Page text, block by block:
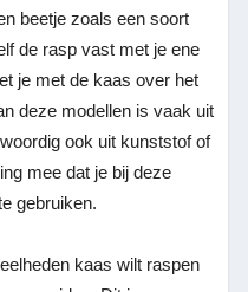
beetje zoals een soort
de rasp vast met je ene
je met de kaas over het
deze modellen is vaak uit
ook uit kunststof of
mee dat je bij deze
gebruiken.
kaas wilt raspen